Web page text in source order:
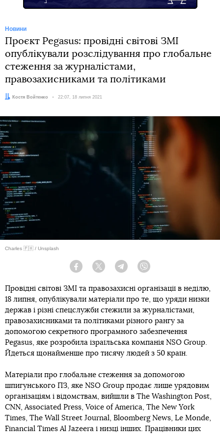
Новини
Проєкт Pegasus: провідні світові ЗМІ
опублікували розслідування про глобальне
стеження за журналістами,
правозахисниками та політиками
Автор:Костя Войтенко Дата:
22:07, 18 липня 2021
Charles 🇵🇭 / Unsplash
Facebook Twitter Telegram
Провідні світові ЗМІ та правозахисні організації в неділю,
18 липня, опублікували матеріали про те, що уряди низки
держав і різні спецслужби стежили за журналістами,
правозахисниками та політиками різного рангу за
допомогою секретного програмного забезпечення
Pegasus, яке розробила ізраїльська компанія NSO Group.
Йдеться щонайменше про тисячу людей з 50 країн.
Матеріали про глобальне стеження за допомогою
шпигунського ПЗ, яке NSO Group продає лише урядовим
організаціям і відомствам, вийшли в The Washington Post,
CNN, Associated Press, Voice of America, The New York
Times, The Wall Street Journal, Bloomberg News, Le Monde,
Financial Times Al Jazeera і низці інших. Працівники цих